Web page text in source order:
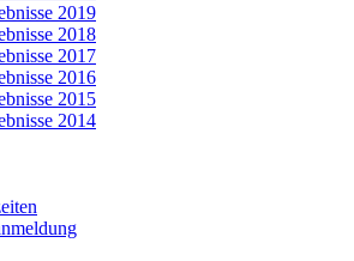
2019
2018
2017
2016
2015
2014